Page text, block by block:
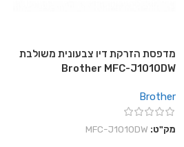
מדפסת הזרקת דיו צבעונית משולבת
Brother MFC-J1010DW
Brother
מק"ט: MFC-J1010DW